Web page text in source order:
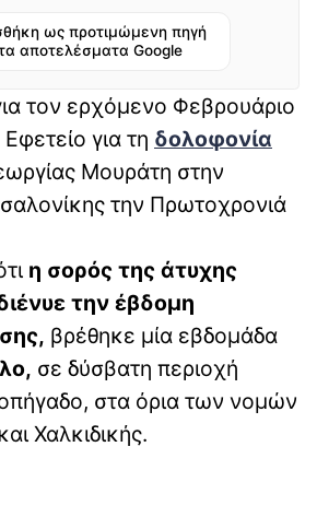
ως προτιμώμενη πηγή
αποτελέσματα Google
τον ερχόμενο Φεβρουάριο
για τη δολοφονία
Μουράτη στην
την Πρωτοχρονιά
η σορός της άτυχης
την έβδομη
βρέθηκε μία εβδομάδα
σε δύσβατη περιοχή
στα όρια των νομών
Χαλκιδικής.